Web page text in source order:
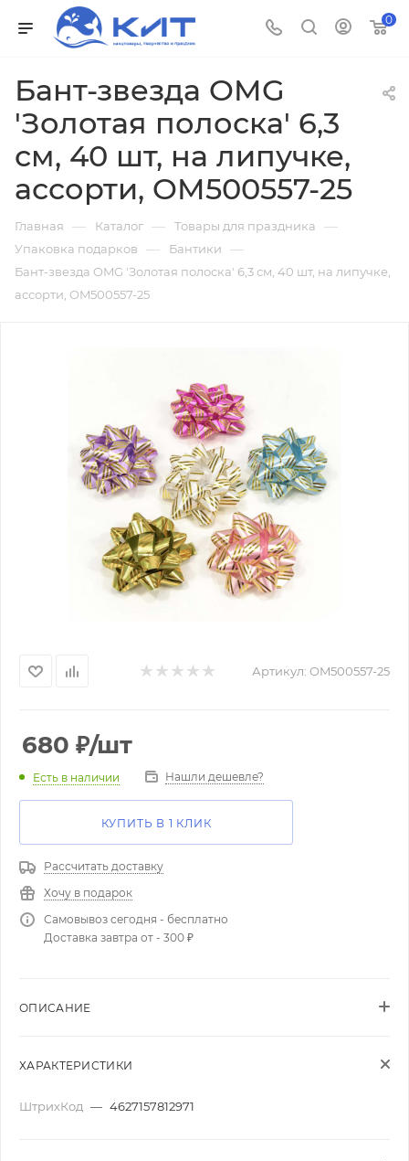
0
Бант-звезда OMG
'Золотая полоска' 6,3
см, 40 шт, на липучке,
ассорти, OM500557-25
Главная — Каталог — Товары для праздника —
Упаковка подарков — Бантики —
Бант-звезда OMG 'Золотая полоска' 6,3 см, 40 шт, на липучке,
ассорти, OM500557-25
Артикул: OM500557-25
680 ₽/шт
Есть в наличии Нашли дешевле?
КУПИТЬ В 1 КЛИК
Рассчитать доставку
Хочу в подарок
Самовывоз сегодня - бесплатно
Доставка завтра от - 300 ₽
ОПИСАНИЕ
ХАРАКТЕРИСТИКИ
ШтрихКод — 4627157812971